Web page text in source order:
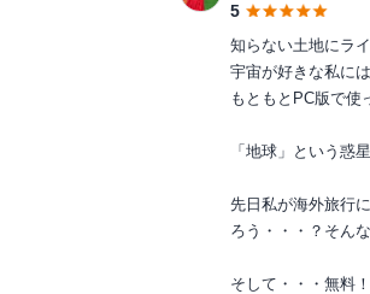
5
知らない土地にラ
宇宙が好きな私に
もともとPC版で使
「地球」という惑
先日私が海外旅行
ろう・・・？そん
そして・・・無料